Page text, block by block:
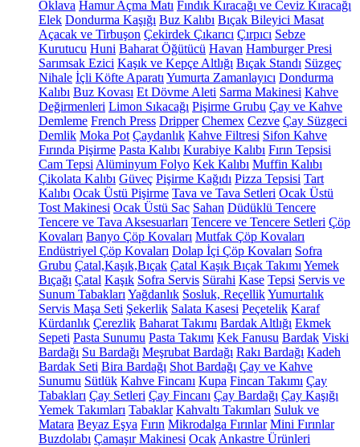
Oklava Hamur Açma Matı Fındık Kıracağı ve Ceviz Kıracağı
Elek Dondurma Kaşığı Buz Kalıbı Bıçak Bileyici Masat
Açacak ve Tirbuşon Çekirdek Çıkarıcı Çırpıcı Sebze
Kurutucu Huni Baharat Öğütücü Havan Hamburger Presi
Sarımsak Ezici Kaşık ve Kepçe Altlığı Bıçak Standı Süzgeç
Nihale İçli Köfte Aparatı Yumurta Zamanlayıcı Dondurma
Kalıbı Buz Kovası Et Dövme Aleti Sarma Makinesi Kahve
Değirmenleri Limon Sıkacağı Pişirme Grubu Çay ve Kahve
Demleme French Press Dripper Chemex Cezve Çay Süzgeci
Demlik Moka Pot Çaydanlık Kahve Filtresi Sifon Kahve
Fırında Pişirme Pasta Kalıbı Kurabiye Kalıbı Fırın Tepsisi
Cam Tepsi Alüminyum Folyo Kek Kalıbı Muffin Kalıbı
Çikolata Kalıbı Güveç Pişirme Kağıdı Pizza Tepsisi Tart
Kalıbı Ocak Üstü Pişirme Tava ve Tava Setleri Ocak Üstü
Tost Makinesi Ocak Üstü Sac Sahan Düdüklü Tencere
Tencere ve Tava Aksesuarları Tencere ve Tencere Setleri Çöp
Kovaları Banyo Çöp Kovaları Mutfak Çöp Kovaları
Endüstriyel Çöp Kovaları Dolap İçi Çöp Kovaları Sofra
Grubu Çatal,Kaşık,Bıçak Çatal Kaşık Bıçak Takımı Yemek
Bıçağı Çatal Kaşık Sofra Servis Sürahi Kase Tepsi Servis ve
Sunum Tabakları Yağdanlık Sosluk, ReçellikYumurtalık
Servis Maşa Seti Şekerlik Salata Kasesi Peçetelik Karaf
Kürdanlık Çerezlik Baharat Takımı Bardak Altlığı Ekmek
Sepeti Pasta Sunumu Pasta Takımı Kek Fanusu Bardak Viski
Bardağı Su Bardağı Meşrubat Bardağı Rakı Bardağı Kadeh
Bardak Seti Bira Bardağı Shot Bardağı Çay ve Kahve
Sunumu Sütlük Kahve Fincanı Kupa Fincan Takımı Çay
Tabakları Çay Setleri Çay Fincanı Çay Bardağı Çay Kaşığı
Yemek Takımları Tabaklar Kahvaltı Takımları Suluk ve
Matara Beyaz Eşya Fırın Mikrodalga Fırınlar Mini Fırınlar
Buzdolabı Çamaşır Makinesi Ocak Ankastre Ürünleri